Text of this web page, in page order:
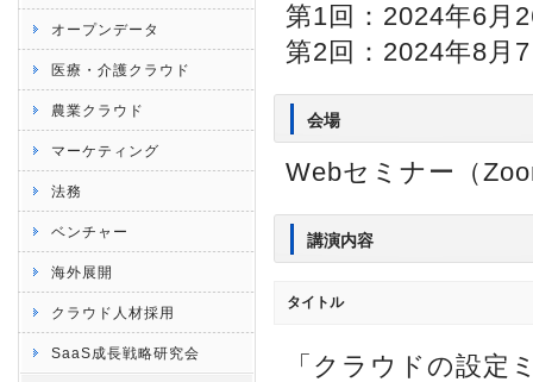
オープンデータ
医療・介護クラウド
農業クラウド
マーケティング
法務
ベンチャー
海外展開
クラウド人材採用
SaaS成長戦略研究会
第1回：2024年6
第2回：2024年8月
会場
Webセミナー（
講演内容
タイトル
「クラウドの設定